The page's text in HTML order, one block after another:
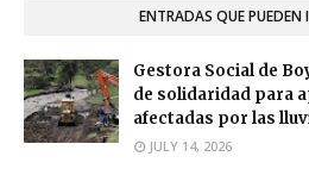
ENTRADAS QUE PUEDEN
Gestora Social de
de solidaridad para
afectadas por las
JULY 14, 2026